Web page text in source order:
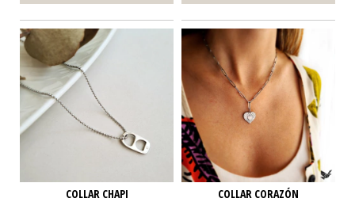
COLLAR CHAPI COLLAR CORAZÓN